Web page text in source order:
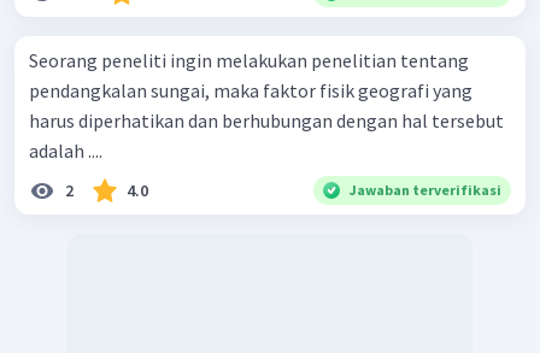
Seorang peneliti ingin melakukan penelitian tentang
pendangkalan sungai, maka faktor fisik geografi yang
harus diperhatikan dan berhubungan dengan hal tersebut
adalah ....
2 4.0 Jawaban terverifikasi